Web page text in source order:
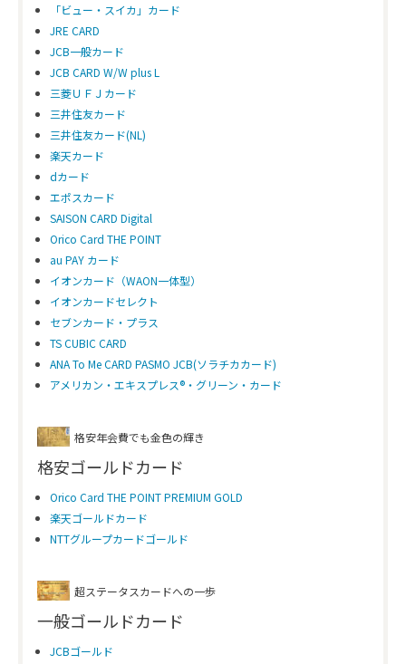
「ビュー・スイカ」カード
JRE CARD
JCB一般カード
JCB CARD W/W plus L
三菱ＵＦＪカード
三井住友カード
三井住友カード(NL)
楽天カード
dカード
エポスカード
SAISON CARD Digital
Orico Card THE POINT
au PAY カード
イオンカード（WAON一体型）
イオンカードセレクト
セブンカード・プラス
TS CUBIC CARD
ANA To Me CARD PASMO JCB(ソラチカカード)
アメリカン・エキスプレス®・グリーン・カード
格安年会費でも金色の輝き
格安ゴールドカード
Orico Card THE POINT PREMIUM GOLD
楽天ゴールドカード
NTTグループカードゴールド
超ステータスカードへの一歩
一般ゴールドカード
JCBゴールド